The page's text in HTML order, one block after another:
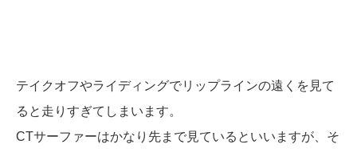
テイクオフやライディングでリップラインの遠くを見て
ると走りすぎてしまいます。
CTサーファーはかなり先まで見ているといいますが、そ